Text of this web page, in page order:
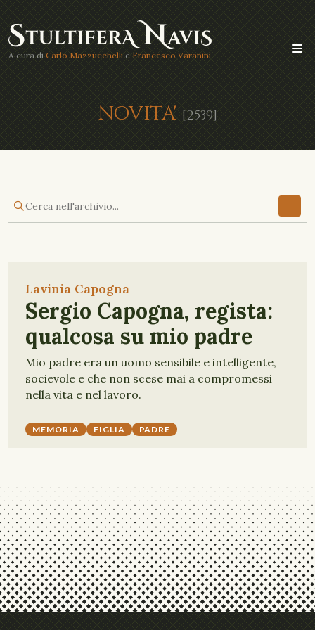
A cura di Carlo Mazzucchelli e Francesco Varanini
NOVITA' [2539]
Lavinia Capogna
Sergio Capogna, regista:
qualcosa su mio padre
Mio padre era un uomo sensibile e intelligente,
socievole e che non scese mai a compromessi
nella vita e nel lavoro.
MEMORIA FIGLIA PADRE